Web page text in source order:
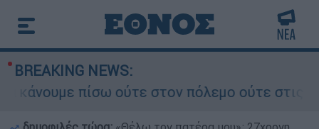
BREAKING NEWS:
πίσω ούτε στον πόλεμο ούτε στις